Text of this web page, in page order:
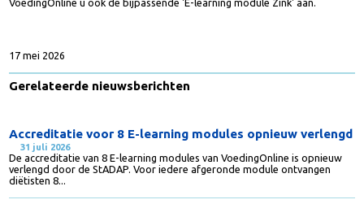
artsen en apothekers). U kunt deze kennis tot u nemen in de vorm van
vergemakkelijken en in te passen in uw dagelijkse praktijk, biedt
VoedingOnline u ook de bijpassende 'E-learning module Zink' aan.
17 mei 2026
Gerelateerde nieuwsberichten